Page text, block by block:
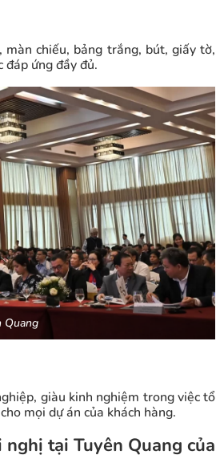
chiếu, bảng trắng, bút, giấy tờ,
đáp ứng đầy đủ.
Quang
giàu kinh nghiệm trong việc tổ
mọi dự án của khách hàng.
tại Tuyên Quang của